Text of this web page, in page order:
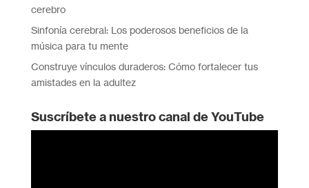
cerebro
Sinfonía cerebral: Los poderosos beneficios de la
música para tu mente
Construye vínculos duraderos: Cómo fortalecer tus
amistades en la adultez
Suscríbete a nuestro canal de YouTube